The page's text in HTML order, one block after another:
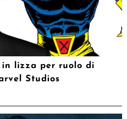
in lizza per ruolo di
Studios